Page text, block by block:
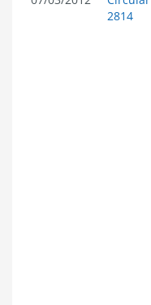
2814